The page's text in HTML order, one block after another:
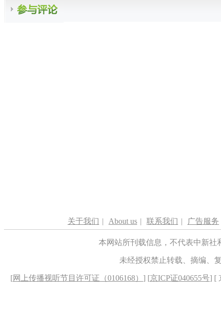
关于我们 | About us | 联系我们 | 广告服务
本网站所刊载信息，不代表中新
未经授权禁止转载、摘编、
[网上传播视听节目许可证（0106168） ] [京ICP证040655号] [